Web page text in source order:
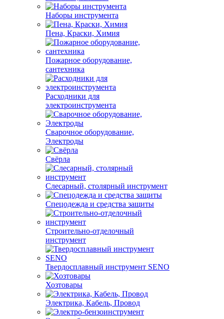
Наборы инструмента
Пена, Краски, Химия
Пожарное оборудование,
сантехника
Расходники для
электроинструмента
Сварочное оборудование,
Электроды
Свёрла
Слесарный, столярный инструмент
Спецодежда и средства защиты
Строительно-отделочный
инструмент
Твердосплавный инструмент SENO
Хозтовары
Электрика, Кабель, Провод